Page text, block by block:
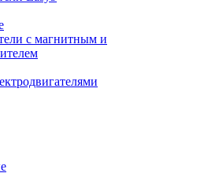
с магнитным и